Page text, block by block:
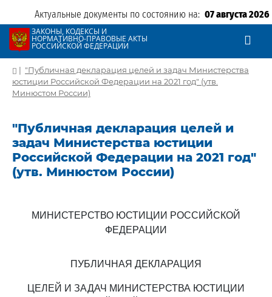
Актуальные документы по состоянию на: 07 августа 2026
ЗАКОНЫ, КОДЕКСЫ И
НОРМАТИВНО-ПРАВОВЫЕ АКТЫ
РОССИЙСКОЙ ФЕДЕРАЦИИ
| "Публичная декларация целей и задач Министерства
юстиции Российской Федерации на 2021 год" (утв.
Минюстом России)
"Публичная декларация целей и
задач Министерства юстиции
Российской Федерации на 2021 год"
(утв. Минюстом России)
МИНИСТЕРСТВО ЮСТИЦИИ РОССИЙСКОЙ
ФЕДЕРАЦИИ
ПУБЛИЧНАЯ ДЕКЛАРАЦИЯ
ЦЕЛЕЙ И ЗАДАЧ МИНИСТЕРСТВА ЮСТИЦИИ